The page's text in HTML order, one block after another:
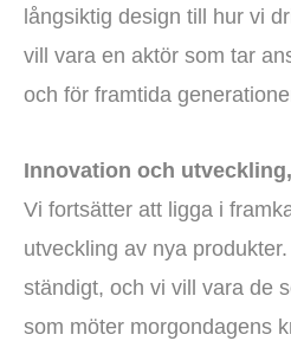
långsiktig design till hur vi
vill vara en aktör som tar
och för framtida
Innovation och
Vi fortsätter att ligga i
utveckling av nya
ständigt, och vi vill vara de
som möter morgondagens